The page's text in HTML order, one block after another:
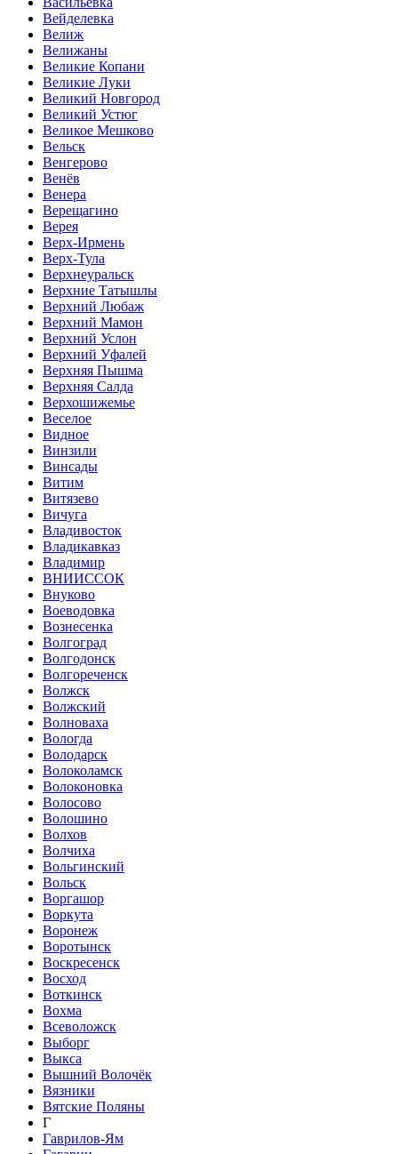
Вейделевка
Велиж
Велижаны
Великие Копани
Великие Луки
Великий Новгород
Великий Устюг
Великое Мешково
Вельск
Венгерово
Венёв
Венера
Верещагино
Верея
Верх-Ирмень
Верх-Тула
Верхнеуральск
Верхние Татышлы
Верхний Любаж
Верхний Мамон
Верхний Услон
Верхний Уфалей
Верхняя Пышма
Верхняя Салда
Верхошижемье
Веселое
Видное
Винзили
Винсады
Витим
Витязево
Вичуга
Владивосток
Владикавказ
Владимир
ВНИИССОК
Внуково
Воеводовка
Вознесенка
Волгоград
Волгодонск
Волгореченск
Волжск
Волжский
Волноваха
Вологда
Володарск
Волоколамск
Волоконовка
Волосово
Волошино
Волхов
Волчиха
Вольгинский
Вольск
Воргашор
Воркута
Воронеж
Воротынск
Воскресенск
Восход
Воткинск
Вохма
Всеволожск
Выборг
Выкса
Вышний Волочёк
Вязники
Вятские Поляны
Г
Гаврилов-Ям